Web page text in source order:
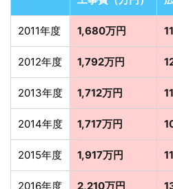
2011年度 1,680万円
2012年度 1,792万円
2013年度 1,712万円
2014年度 1,717万円
2015年度 1,917万円
2016年度 2,210万円